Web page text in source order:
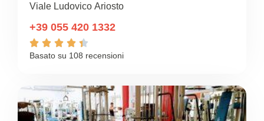
Viale Ludovico Ariosto
+39 055 420 1332
    
Basato su 108 recensioni